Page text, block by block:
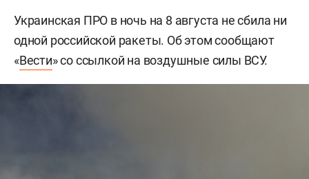
Украинская ПРО в ночь на 8 августа не сбила ни
одной российской ракеты. Об этом сообщают
«Вести» со ссылкой на воздушные силы ВСУ.